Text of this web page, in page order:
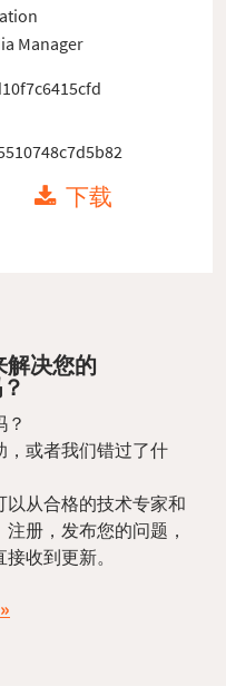
Manager
下载
解决您的
，或者我们错过了什
从合格的技术专家和
册，发布您的问题，
收到更新。